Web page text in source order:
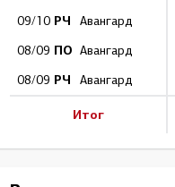
09/10 РЧ Авангард
08/09 ПО Авангард
08/09 РЧ Авангард
Итог